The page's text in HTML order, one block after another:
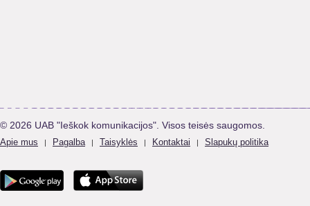
© 2026 UAB "Ieškok komunikacijos". Visos teisės saugomos.
Apie mus | Pagalba | Taisyklės | Kontaktai | Slapukų politika